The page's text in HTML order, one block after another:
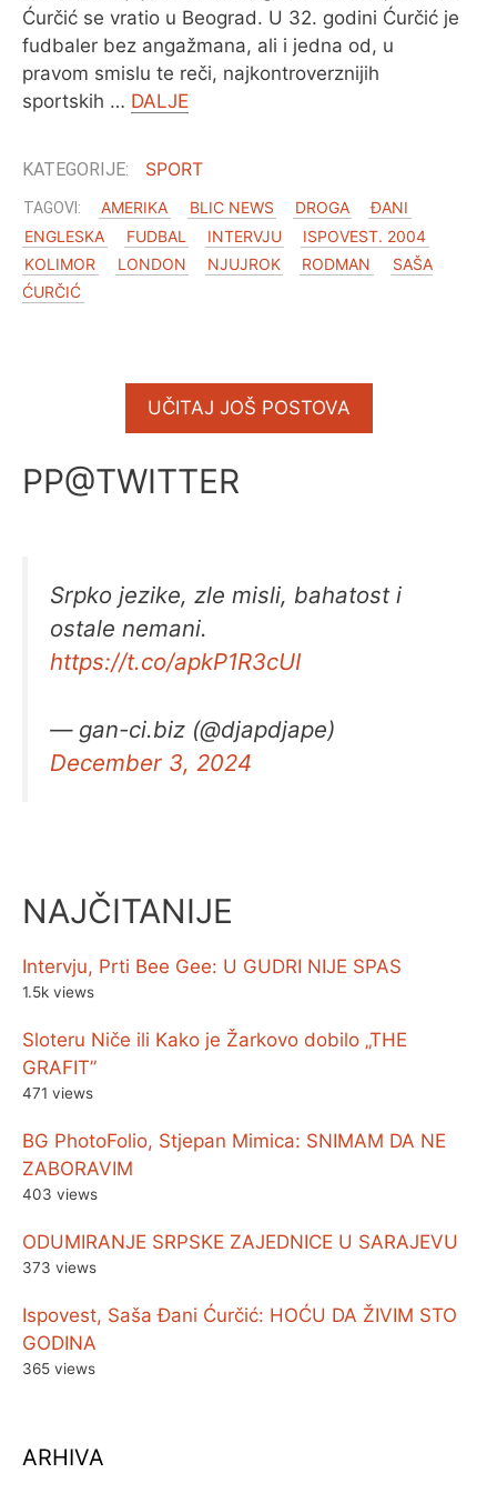
Ćurčić se vratio u Beograd. U 32. godini Ćurčić je
fudbaler bez angažmana, ali i jedna od, u
pravom smislu te reči, najkontroverznijih
sportskih … DALJE
SPORT
AMERIKA BLIC NEWS DROGA
ĐANI
ENGLESKA
FUDBAL INTERVJU
ISPOVEST. 2004
KOLIMOR
LONDON NJUJROK RODMAN
SAŠA
ĆURČIĆ
UČITAJ JOŠ POSTOVA
PP@TWITTER
Srpko jezike, zle misli, bahatost i
ostale nemani.
https://t.co/apkP1R3cUI
— gan-ci.biz (@djapdjape)
December 3, 2024
NAJČITANIJE
Intervju, Prti Bee Gee: U GUDRI NIJE SPAS
1.5k views
Sloteru Niče ili Kako je Žarkovo dobilo „THE
GRAFIT”
471 views
BG PhotoFolio, Stjepan Mimica: SNIMAM DA NE
ZABORAVIM
403 views
ODUMIRANJE SRPSKE ZAJEDNICE U SARAJEVU
373 views
Ispovest, Saša Đani Ćurčić: HOĆU DA ŽIVIM STO
GODINA
365 views
ARHIVA